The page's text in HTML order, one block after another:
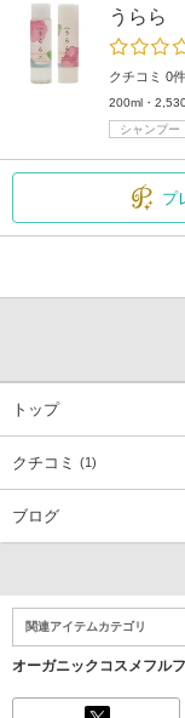
うらら
クチコミ 0件
200ml・
シャンプー
プ
トップ
クチコミ (1)
ブログ
関連アイテムカテゴリ
オーガニックコスメフル